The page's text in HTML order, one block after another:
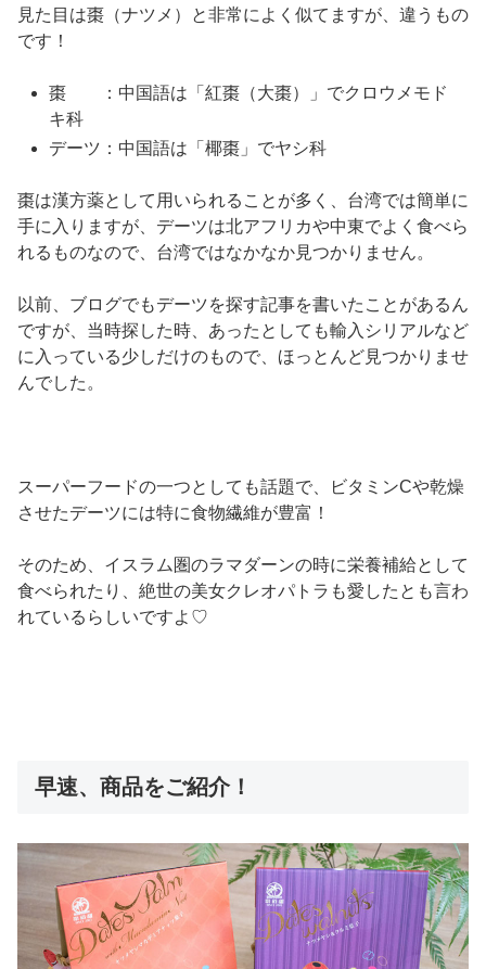
見た目は棗（ナツメ）と非常によく似てますが、違うもの
です！
棗 ：中国語は「紅棗（大棗）」でクロウメモド
キ科
デーツ：中国語は「椰棗」でヤシ科
棗は漢方薬として用いられることが多く、台湾では簡単に
手に入りますが、デーツは北アフリカや中東でよく食べら
れるものなので、台湾ではなかなか見つかりません。
以前、ブログでもデーツを探す記事を書いたことがあるん
ですが、当時探した時、あったとしても輸入シリアルなど
に入っている少しだけのもので、ほっとんど見つかりませ
んでした。
スーパーフードの一つとしても話題で、ビタミンCや乾燥
させたデーツには特に食物繊維が豊富！
そのため、イスラム圏のラマダーンの時に栄養補給として
食べられたり、絶世の美女クレオパトラも愛したとも言わ
れているらしいですよ♡
早速、商品をご紹介！